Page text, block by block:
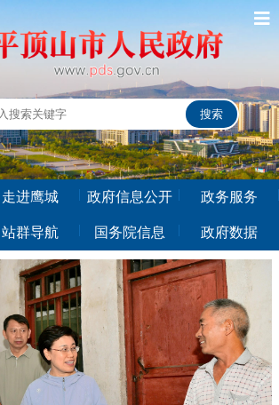
走进鹰城 政府信息公开 政务服务
站群导航 国务院信息 政府数据